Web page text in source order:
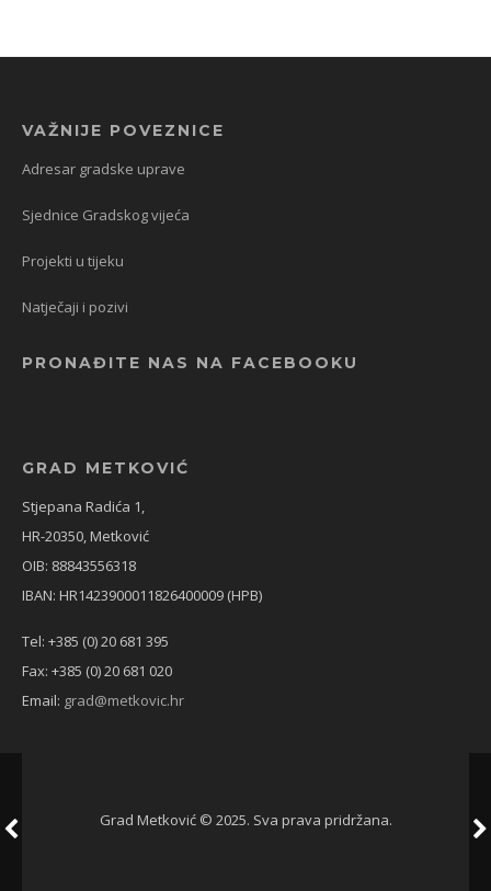
VAŽNIJE POVEZNICE
Adresar gradske uprave
Sjednice Gradskog vijeća
Projekti u tijeku
Natječaji i pozivi
PRONAĐITE NAS NA FACEBOOKU
GRAD METKOVIĆ
Stjepana Radića 1,
HR-20350, Metković
OIB: 88843556318
IBAN: HR1423900011826400009 (HPB)
Tel: +385 (0) 20 681 395
Fax: +385 (0) 20 681 020
Email: grad@metkovic.hr
Grad Metković © 2025. Sva prava pridržana.